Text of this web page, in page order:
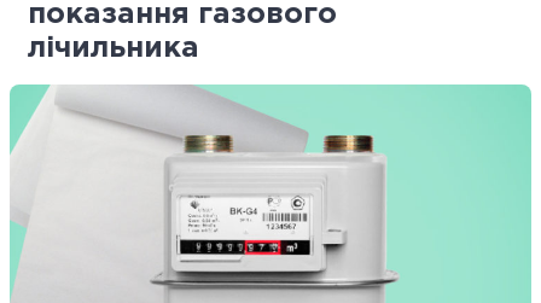
показання газового
лічильника